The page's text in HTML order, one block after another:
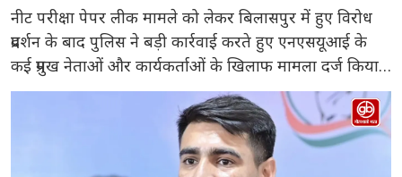
नीट परीक्षा पेपर लीक मामले को लेकर बिलासपुर में हुए विरोध
प्रदर्शन के बाद पुलिस ने बड़ी कार्रवाई करते हुए एनएसयूआई के
कई प्रमुख नेताओं और कार्यकर्ताओं के खिलाफ मामला दर्ज किया
है। यह कार्रवाई प्रदर्शन के दौरान कथित रूप से कानून-व्यवस्था
प्रभावित होने और बैरिकेडिंग तोड़ने के आरोपों के आधार पर की गई